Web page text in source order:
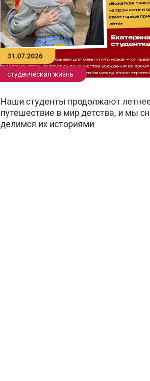
31.07.2026
студенческая жизнь
Наши студенты продолжают
путешествие в мир детства, и мы
делимся их историями